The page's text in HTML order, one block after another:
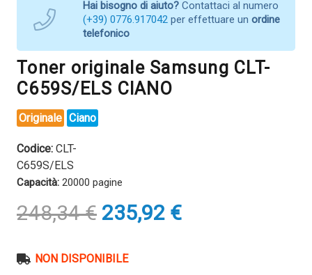
Hai bisogno di aiuto? Contattaci al numero
(+39) 0776.917042 per effettuare un ordine
telefonico
Toner originale Samsung CLT-
C659S/ELS CIANO
Originale Ciano
Codice: CLT-
C659S/ELS
Capacità: 20000 pagine
248,34€ Il
prezzo
era:
235,92 €Il
prezzo
NON DISPONIBILE